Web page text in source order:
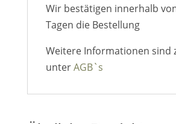
Wir bestätigen innerhalb
Tagen die Bestellung
Weitere Informationen sind
unterAGB`s